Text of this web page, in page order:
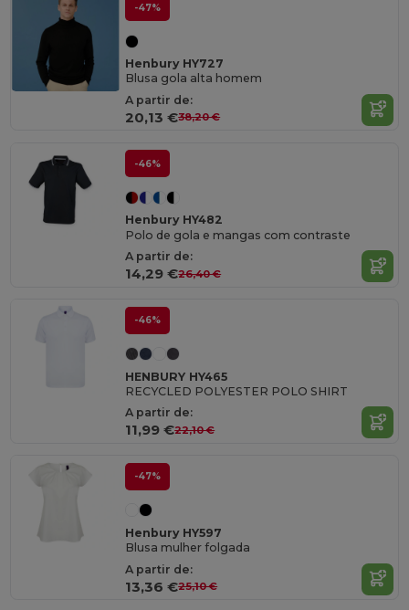
-47%
Henbury HY727
Blusa gola alta homem
A partir de:
20,13 €38,20 €
-46%
Henbury HY482
Polo de gola e mangas com contraste
A partir de:
14,29 €26,40 €
-46%
HENBURY HY465
RECYCLED POLYESTER POLO SHIRT
A partir de:
11,99 €22,10 €
-47%
Henbury HY597
Blusa mulher folgada
A partir de:
13,36 €25,10 €